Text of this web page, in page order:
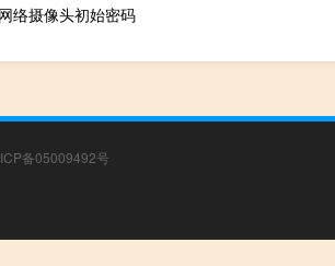
络摄像头初始密码
备05009492号